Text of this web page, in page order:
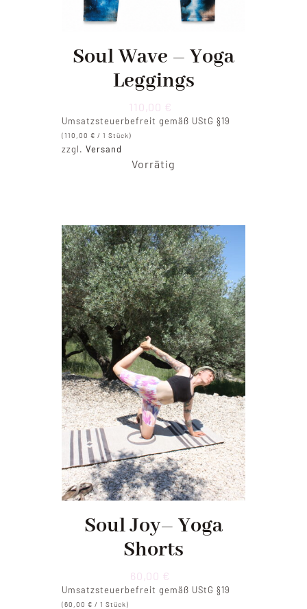
Soul Wave – Yoga
Leggings
110,00 €
Umsatzsteuerbefreit gemäß UStG §19
(110,00€ / 1 Stück)
zzgl.Versand
Vorrätig
Soul Joy– Yoga
Shorts
60,00 €
Umsatzsteuerbefreit gemäß UStG §19
(60,00€ / 1 Stück)